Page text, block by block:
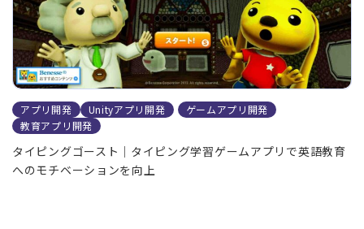
アプリ開発 Unityアプリ開発
ゲームアプリ開発
教育アプリ開発
タイピングゴースト｜タイピング学習ゲームアプリで英語教育
へのモチベーションを向上